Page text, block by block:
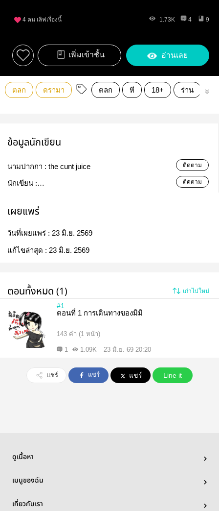
4 คน เลิฟเรื่องนี้ 1.73K 4 9
เพิ่มเข้าชั้น อ่านเลย
ตลก ดรามา ตลก หี 18+ ร่าน
ข้อมูลนักเขียน
นามปากกา : the cunt juice ติดตาม
นักเขียน :
ติดตาม
เผยแพร่
วันที่เผยแพร่ : 23 มิ.ย. 2569
แก้ไขล่าสุด : 23 มิ.ย. 2569
ตอนทั้งหมด (1) เก่าไปใหม่
#1
ตอนที่ 1 การเดินทางของมิมิ
143 คำ (1 หน้า)
1 1.09K 23 มิ.ย. 69 20:20
แชร์ แชร์ แชร์ Line it
ดูเนื้อหา
เมนูของฉัน
เกี่ยวกับเรา